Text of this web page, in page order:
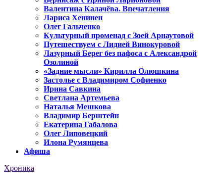
Валентина Калачёва. Впечатления
Лариса Хенинен
Олег Гальченко
Культурный променад с Зоей Арнаутовой
Путешествуем с Лидией Винокуровой
Лазурный Берег без пафоса с Александрой
Озолиной
«Задние мысли» Кирилла Олюшкина
Застолье с Владимиром Софиенко
Ирина Савкина
Светлана Артемьева
Наталья Мешкова
Владимир Берштейн
Екатерина Габалова
Олег Липовецкий
Илона Румянцева
Афиша
Хроника